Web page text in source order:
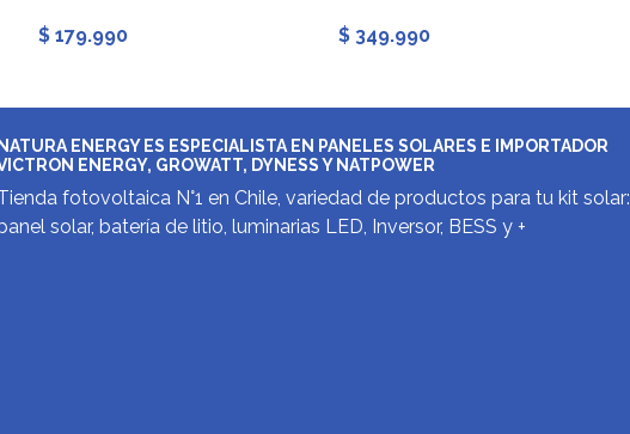
$ 179.990 $ 349.990
NATURA ENERGY ES ESPECIALISTA EN PANELES SOLARES E IMPORTADOR
ENERGY, GROWATT, DYNESS Y NATPOWER
fotovoltaica N°1 en Chile, variedad de productos para tu kit solar:
solar, batería de litio, luminarias LED, Inversor, BESS y +